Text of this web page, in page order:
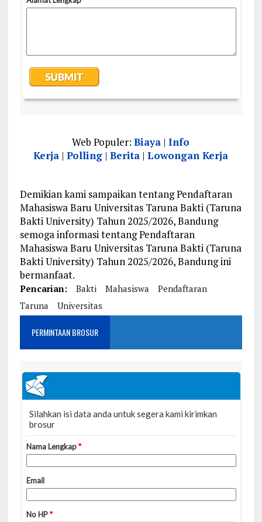
Web Populer:Biaya |Info
Kerja |Polling |Berita |Lowongan Kerja
Demikian kami sampaikan tentang Pendaftaran
Mahasiswa Baru Universitas Taruna Bakti (Taruna
Bakti University) Tahun 2025/2026, Bandung
semoga informasi tentang Pendaftaran
Mahasiswa Baru Universitas Taruna Bakti (Taruna
Bakti University) Tahun 2025/2026, Bandung ini
bermanfaat.
Pencarian: Bakti Mahasiswa
Pendaftaran
Taruna
Universitas
PERMINTAAN BROSUR